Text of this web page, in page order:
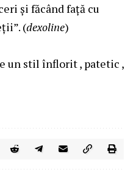
și făcând față cu
(dexoline)
un stil înflorit , patetic ,